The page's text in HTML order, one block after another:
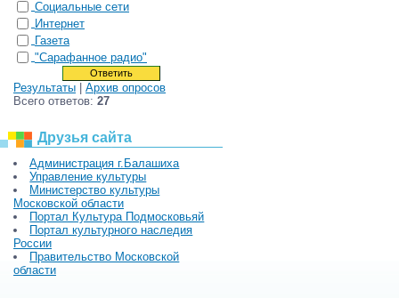
Социальные сети
Интернет
Газета
"Сарафанное радио"
Результаты
Архив опросов
Всего ответов: 27
Друзья сайта
Администрация г.Балашиха
Управление культуры
Министерство культуры
Московской области
Портал Культура Подмосковьяй
Портал культурного наследия
России
Правительство Московской
области